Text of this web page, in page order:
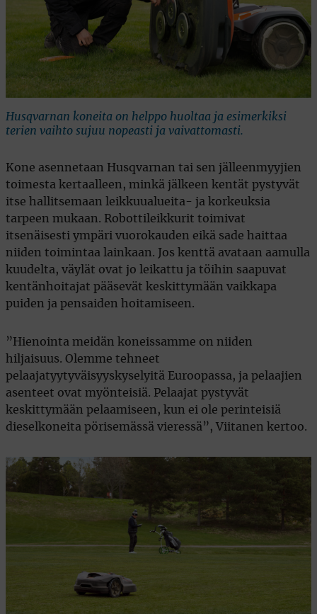
Husqvarnan koneita on helppo huoltaa ja esimerkiksi
terien vaihto sujuu nopeasti ja vaivattomasti.
Kone asennetaan Husqvarnan tai sen jälleenmyyjien
toimesta kertaalleen, minkä jälkeen kentät pystyvät
itse hallitsemaan leikkuualueita- ja korkeuksia
tarpeen mukaan. Robottileikkurit toimivat
itsenäisesti ympäri vuorokauden eikä sade haittaa
niiden toimintaa lainkaan. Jos kenttä avataan aamulla
kuudelta, väylät ovat jo leikattu ja töihin saapuvat
kentänhoitajat pääsevät keskittymään vaikkapa
puiden ja pensaiden hoitamiseen.
”Hienointa meidän koneissamme on niiden
hiljaisuus. Olemme tehneet
pelaajatyytyväisyyskyselyitä Euroopassa, ja pelaajien
asenteet ovat myönteisiä. Pelaajat pystyvät
keskittymään pelaamiseen, kun ei ole perinteisiä
dieselkoneita pörisemässä vieressä”, Viitanen kertoo.